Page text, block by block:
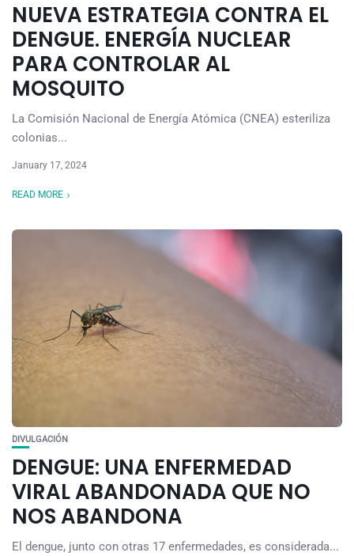
NUEVA ESTRATEGIA CONTRA EL
DENGUE. ENERGÍA NUCLEAR
PARA CONTROLAR AL
MOSQUITO
La Comisión Nacional de Energía Atómica (CNEA) esteriliza
colonias...
January 17, 2024
READ MORE
DIVULGACIÓN
DENGUE: UNA ENFERMEDAD
VIRAL ABANDONADA QUE NO
NOS ABANDONA
El dengue, junto con otras 17 enfermedades, es considerada...